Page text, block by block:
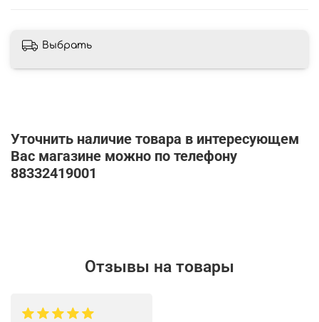
Выбрать
Уточнить наличие товара в интересующем
Вас магазине можно по телефону
88332419001
Отзывы на товары